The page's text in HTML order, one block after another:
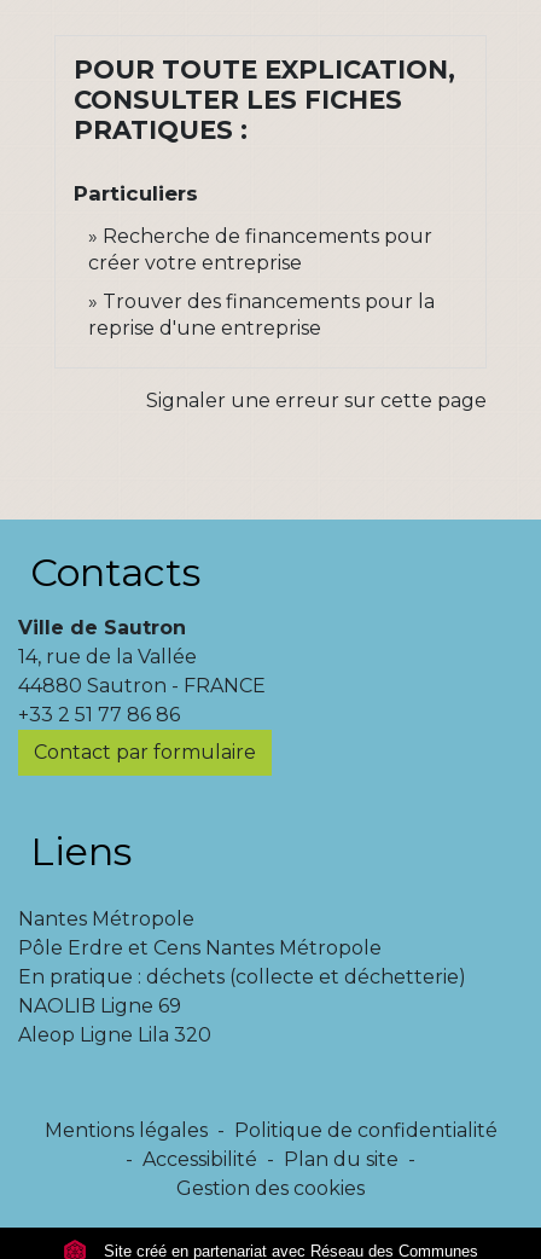
POUR TOUTE EXPLICATION,
CONSULTER LES FICHES
PRATIQUES :
Particuliers
Recherche de financements pour
créer votre entreprise
Trouver des financements pour la
reprise d'une entreprise
Signaler une erreur sur cette page
Contacts
Ville de Sautron
14, rue de la Vallée
44880 Sautron - FRANCE
+33 2 51 77 86 86
Contact par formulaire
Liens
Nantes Métropole
Pôle Erdre et Cens Nantes Métropole
En pratique : déchets (collecte et déchetterie)
NAOLIB Ligne 69
Aleop Ligne Lila 320
Mentions légales -
Politique de confidentialité
- Accessibilité - Plan du site -
Gestion des cookies
Site créé en partenariat avec Réseau des Communes